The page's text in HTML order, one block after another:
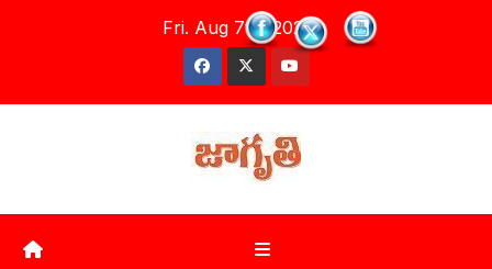
Fri. Aug 7th, 2026